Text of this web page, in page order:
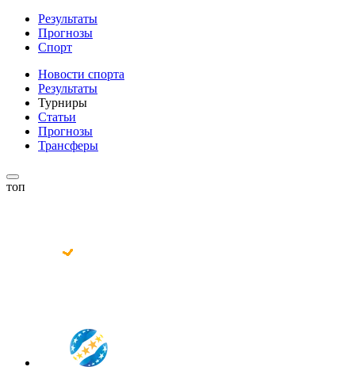
Результаты
Прогнозы
Спорт
Новости спорта
Результаты
Турниры
Статьи
Прогнозы
Трансферы
топ